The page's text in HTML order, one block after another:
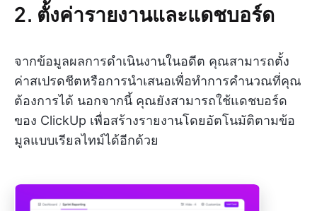
2. ตั้งค่ารายงานและแดชบอร์ด
จากข้อมูลผลการดำเนินงานในอดีต คุณสามารถตั้ง
ค่าสเปรดชีตหรือการนำเสนอเพื่อทำการคำนวณที่คุณ
ต้องการได้ นอกจากนี้ คุณยังสามารถใช้แดชบอร์ด
ของ ClickUp เพื่อสร้างรายงานโดยอัตโนมัติตามข้อ
มูลแบบเรียลไทม์ได้อีกด้วย